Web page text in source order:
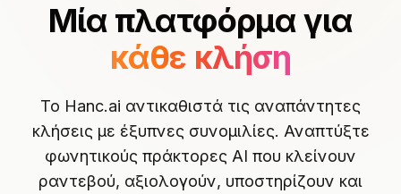
Χαρακτηριστικά
25 Γλώσσες
SIP Trunks
ΥΠΗΡΕΣΊΕΣ
Ινστιτούτο ομορφιάς
Παιδική Κλινική
Μεσιτικό Γραφείο
Φροντίδα Ηλικιωμένων
Γραφείο τελετών
Ιδιωτικό ιατρείο
Τιμές
ΜΆΘΕ
Blog
Τεκμηρίωση
Συνεργάτες
White Label
ΚΈΡΔΙΣΕ
Ελλάδα
Μία πλατφόρμα για
κάθε κλήση
Το Hanc.ai αντικαθιστά τις αναπάντητες
κλήσεις με έξυπνες συνομιλίες. Αναπτύξτε
φωνητικούς πράκτορες AI που κλείνουν
ραντεβού, αξιολογούν, υποστηρίζουν και